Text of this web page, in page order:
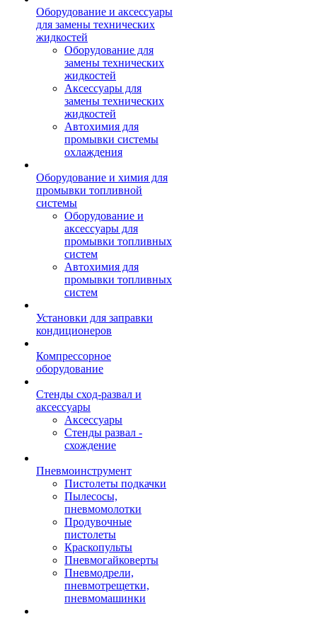
Оборудование и аксессуары
для замены технических
жидкостей
Оборудование для
замены технических
жидкостей
Аксессуары для
замены технических
жидкостей
Автохимия для
промывки системы
охлаждения
Оборудование и химия для
промывки топливной
системы
Оборудование и
аксессуары для
промывки топливных
систем
Автохимия для
промывки топливных
систем
Установки для заправки
кондиционеров
Компрессорное
оборудование
Стенды сход-развал и
аксессуары
Аксессуары
Стенды развал -
схождение
Пневмоинструмент
Пистолеты подкачки
Пылесосы,
пневмомолотки
Продувочные
пистолеты
Краскопульты
Пневмогайковерты
Пневмодрели,
пневмотрещетки,
пневмомашинки